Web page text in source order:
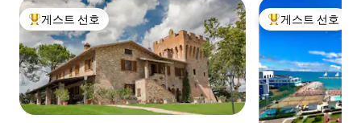
상위 게스트 선호
게스트 선호 상위 게스트 선호
게스트 선호